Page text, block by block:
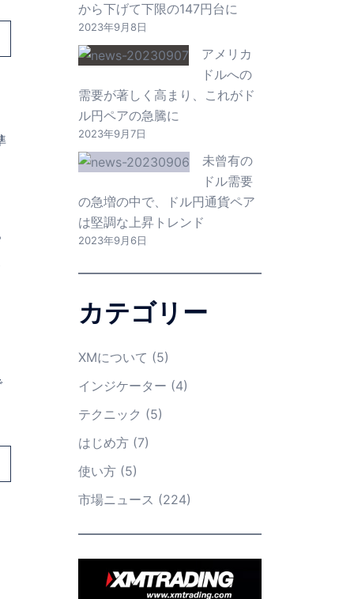
から下げて下限の147円台に
2023年9月8日
アメリカ
ドルへの
需要が著しく高まり、これがド
ル円ペアの急騰に
2023年9月7日
未曾有の
ドル需要
の急増の中で、ドル円通貨ペア
は堅調な上昇トレンド
2023年9月6日
カテゴリー
XMについて (5)
インジケーター (4)
テクニック (5)
はじめ方(7)
使い方(5)
市場ニュース (224)